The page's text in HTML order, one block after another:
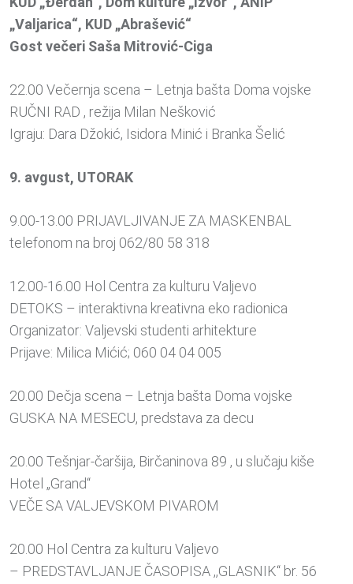
„Valjarica“, KUD „Abrašević“
Gost večeri Saša Mitrović-Ciga
22.00 Večernja scena – Letnja bašta Doma vojske
RUČNI RAD , režija Milan Nešković
Igraju: Dara Džokić, Isidora Minić i Branka Šelić
9. avgust, UTORAK
9.00-13.00 PRIJAVLJIVANJE ZA MASKENBAL
telefonom na broj 062/80 58 318
12.00-16.00 Hol Centra za kulturu Valjevo
DETOKS – interaktivna kreativna eko radionica
Organizator: Valjevski studenti arhitekture
Prijave: Milica Mićić; 060 04 04 005
20.00 Dečja scena – Letnja bašta Doma vojske
GUSKA NA MESECU, predstava za decu
20.00 Tešnjar-čaršija, Birčaninova 89 , u slučaju kiše
Hotel „Grand“
VEČE SA VALJEVSKOM PIVAROM
20.00 Hol Centra za kulturu Valjevo
– PREDSTAVLJANJE ČASOPISA ,,GLASNIK“ br. 56